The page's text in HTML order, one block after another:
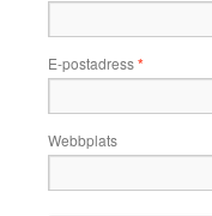
E-postadress*
Webbplats